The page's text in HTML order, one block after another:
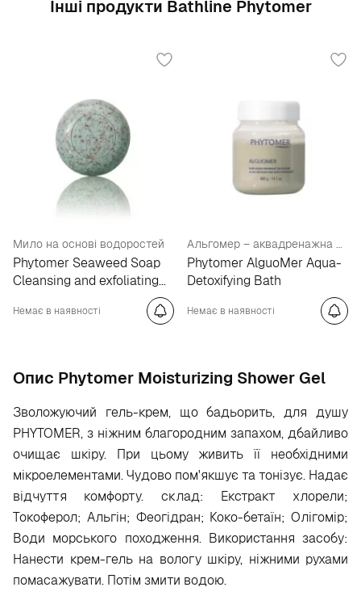
Інші продукти Bathline Phytomer
Мило на основі водоростей
Phytomer Seaweed Soap
Cleansing and exfoliating
Немає в наявності
Альгомер – аквадренажна ванна з водоростей
Phytomer AlguoMer Aqua-
Detoxifying Bath
Немає в наявності
Опис Phytomer Moisturizing Shower Gel
Зволожуючий гель-крем, що бадьорить, для душу
PHYTOMER, з ніжним благородним запахом, дбайливо
очищає шкіру. При цьому живить її необхідними
мікроелементами. Чудово пом'якшує та тонізує. Надає
відчуття комфорту. склад: Екстракт хлорели;
Токоферол; Альгін; Феогідран; Коко-бетаїн; Олігомір;
Води морського походження. Використання засобу:
Нанести крем-гель на вологу шкіру, ніжними рухами
помасажувати. Потім змити водою.